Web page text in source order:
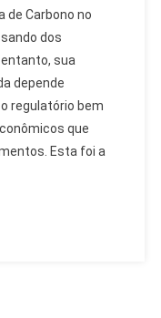
de Carbono no
dos
sua
depende
regulatório bem
que
Esta foi a